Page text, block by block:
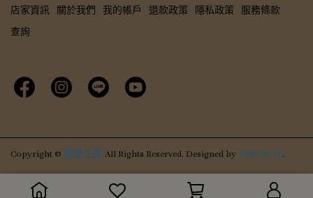
店家資訊 關於我們 我的帳戶 退款政策 隱私政策
服務條款
查詢
Copyright © 氣球工房 All Rights Reserved. Designed by CYBERBIZ.